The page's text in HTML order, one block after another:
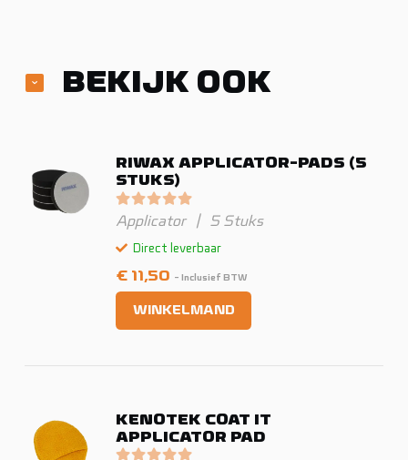
BEKIJK OOK
RIWAX APPLICATOR-PADS (5
STUKS)
Gewaardeerd 0uit 5
Applicator | 5 Stuks
Direct leverbaar
€ 11,50 - Inclusief BTW
WINKELMAND
KENOTEK COAT IT
APPLICATOR PAD